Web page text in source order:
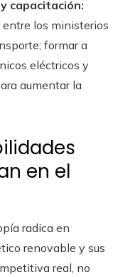
capacitación:
los ministerios
formar a
eléctricos y
aumentar la
en el
radica en
renovable y sus
real, no